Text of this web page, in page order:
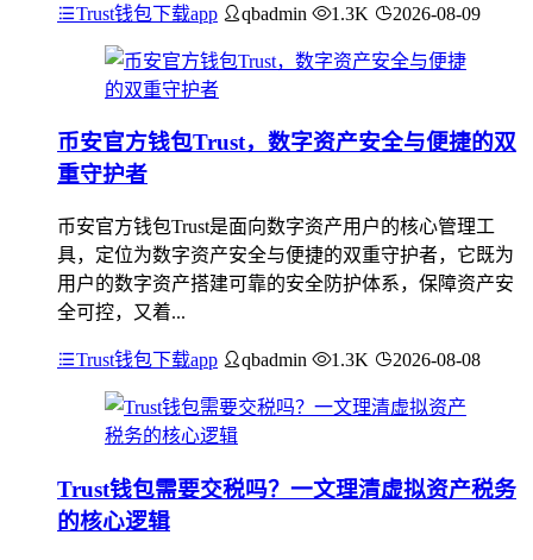
Trust钱包下载app qbadmin 1.3K 2026-08-09
币安官方钱包Trust，数字资产安全与便捷的双
重守护者
币安官方钱包Trust是面向数字资产用户的核心管理工
具，定位为数字资产安全与便捷的双重守护者，它既为
用户的数字资产搭建可靠的安全防护体系，保障资产安
全可控，又着...
Trust钱包下载app qbadmin 1.3K 2026-08-08
Trust钱包需要交税吗？一文理清虚拟资产税务
的核心逻辑